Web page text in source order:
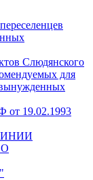
Слюдянского
для
от 19.02.1993